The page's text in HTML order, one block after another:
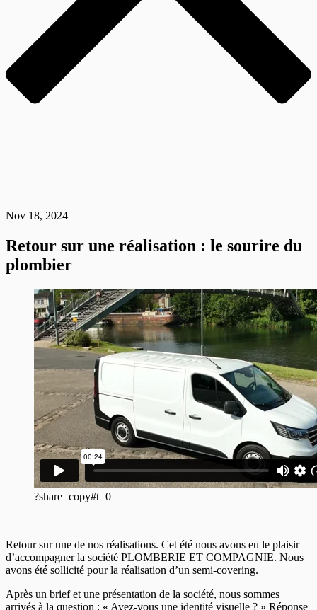
Nov 18, 2024
Retour sur une réalisation : le sourire du
plombier
?share=copy#t=0
Retour sur une de nos réalisations. Cet été nous avons eu le plaisir
d’accompagner la société PLOMBERIE ET COMPAGNIE. Nous
avons été sollicité pour la réalisation d’un semi-covering.
Après un brief et une présentation de la société, nous sommes
arrivés à la question : « Avez-vous une identité visuelle ? » Réponse